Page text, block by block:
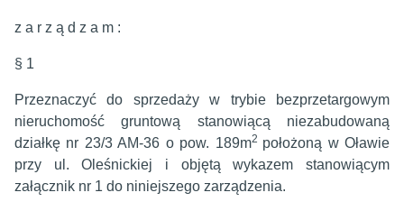
z a r z ą d z a m :
§ 1
Przeznaczyć do sprzedaży w trybie bezprzetargowym
nieruchomość gruntową stanowiącą niezabudowaną
działkę nr 23/3 AM-36 o pow. 189m2 położoną w Oławie
przy ul. Oleśnickiej i objętą wykazem stanowiącym
załącznik nr 1 do niniejszego zarządzenia.